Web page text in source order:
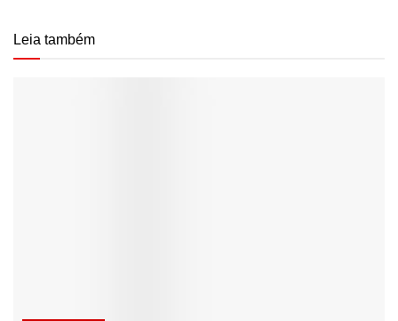
Leia também